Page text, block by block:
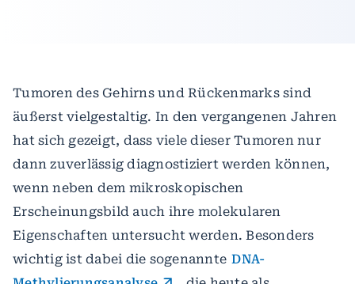
Tumoren des Gehirns und Rückenmarks sind
äußerst vielgestaltig. In den vergangenen Jahren
hat sich gezeigt, dass viele dieser Tumoren nur
dann zuverlässig diagnostiziert werden können,
wenn neben dem mikroskopischen
Erscheinungsbild auch ihre molekularen
Eigenschaften untersucht werden. Besonders
wichtig ist dabei die sogenannte DNA-